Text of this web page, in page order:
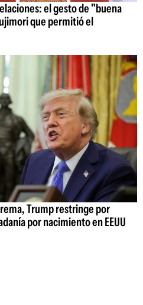
el gesto de "buena
que permitió el
Trump restringe por
por nacimiento en EEUU